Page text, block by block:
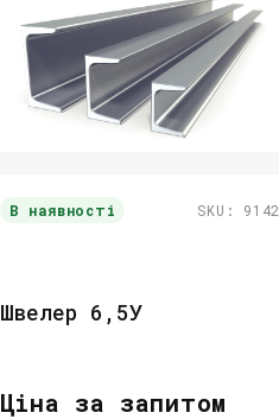
В наявності SKU: 9142
Швелер 6,5У
Ціна за запитом